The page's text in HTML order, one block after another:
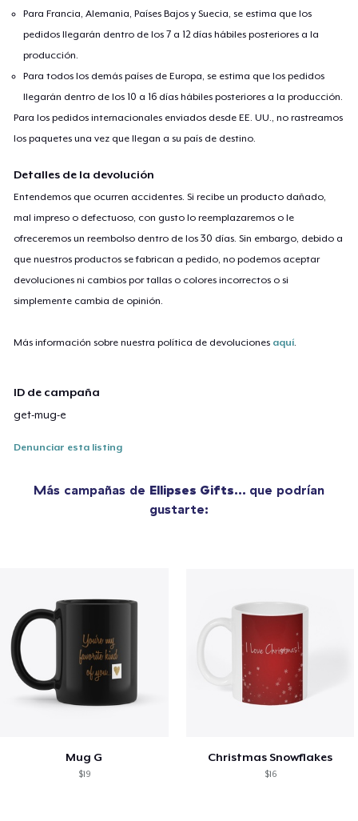
Para Francia, Alemania, Países Bajos y Suecia, se estima que los
pedidos llegarán dentro de los 7 a 12 días hábiles posteriores a la
producción.
Para todos los demás países de Europa, se estima que los pedidos
llegarán dentro de los 10 a 16 días hábiles posteriores a la producción.
Para los pedidos internacionales enviados desde EE. UU., no rastreamos
los paquetes una vez que llegan a su país de destino.
Detalles de la devolución
Entendemos que ocurren accidentes. Si recibe un producto dañado,
mal impreso o defectuoso, con gusto lo reemplazaremos o le
ofreceremos un reembolso dentro de los 30 días. Sin embargo, debido a
que nuestros productos se fabrican a pedido, no podemos aceptar
devoluciones ni cambios por tallas o colores incorrectos o si
simplemente cambia de opinión.
Más información sobre nuestra política de devoluciones aquí.
ID de campaña
get-mug-e
Denunciar esta listing
Más campañas de Ellipses Gifts... que podrían
gustarte:
Mug G
$19
Christmas Snowflakes
$16